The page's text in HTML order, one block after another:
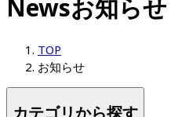
Newsお知らせ
TOP
お知らせ
カテゴリから探す